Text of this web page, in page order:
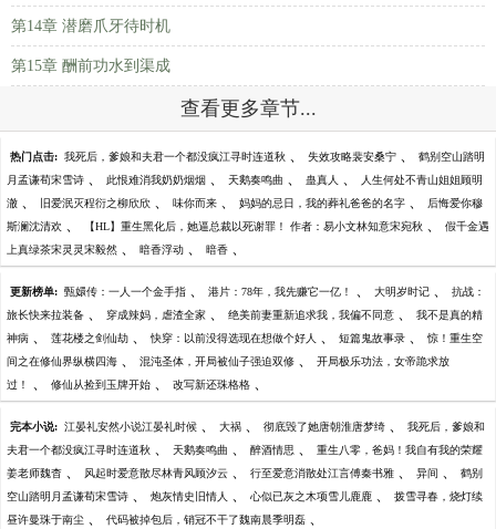
第14章 潜磨爪牙待时机
第15章 酬前功水到渠成
查看更多章节...
热门点击: 我死后，爹娘和夫君一个都没疯江寻时连道秋 、 失效攻略裴安桑宁 、 鹤别空山踏明
月孟谦荀宋雪诗 、 此恨难消我奶奶烟烟 、 天鹅奏鸣曲 、 蛊真人 、 人生何处不青山姐姐顾明
澈 、 旧爱泯灭程衍之柳欣欣 、 味你而来 、 妈妈的忌日，我的葬礼爸爸的名字 、 后悔爱你穆
斯澜沈清欢 、 【HL】重生黑化后，她逼总裁以死谢罪！ 作者：易小文林知意宋宛秋 、 假千金遇
上真绿茶宋灵灵宋毅然 、 暗香浮动 、 暗香 、
更新榜单: 甄嬛传：一人一个金手指 、 港片：78年，我先赚它一亿！ 、 大明岁时记 、 抗战：
旅长快来拉装备 、 穿成辣妈，虐渣全家 、 绝美前妻重新追求我，我偏不同意 、 我不是真的精
神病 、 莲花楼之剑仙劫 、 快穿：以前没得选现在想做个好人 、 短篇鬼故事录 、 惊！重生空
间之在修仙界纵横四海 、 混沌圣体，开局被仙子强迫双修 、 开局极乐功法，女帝跪求放
过！ 、 修仙从捡到玉牌开始 、 改写新还珠格格 、
完本小说: 江晏礼安然小说江晏礼时候 、 大祸 、 彻底毁了她唐朝淮唐梦绮 、 我死后，爹娘和
夫君一个都没疯江寻时连道秋 、 天鹅奏鸣曲 、 醉酒情思 、 重生八零，爸妈！我自有我的荣耀
姜老师魏杳 、 风起时爱意散尽林青风顾汐云 、 行至爱意消散处江言傅秦书雅 、 异间 、 鹤别
空山踏明月孟谦荀宋雪诗 、 炮灰情史旧情人 、 心似已灰之木项雪儿鹿鹿 、 拨雪寻春，烧灯续
昼许曼珠于南尘 、 代码被掉包后，销冠不干了魏南晨季明磊 、